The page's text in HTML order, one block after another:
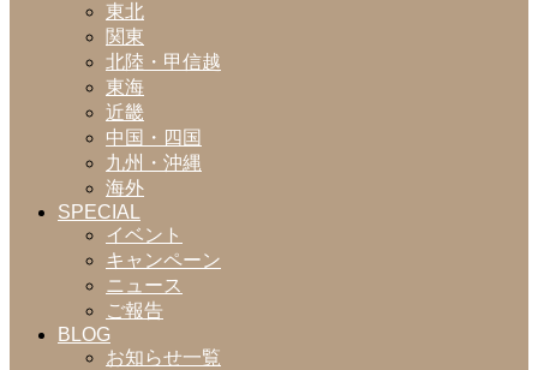
東北
関東
北陸・甲信越
東海
近畿
中国・四国
九州・沖縄
海外
SPECIAL
イベント
キャンペーン
ニュース
ご報告
BLOG
お知らせ一覧